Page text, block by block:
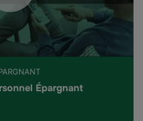
Épargnant